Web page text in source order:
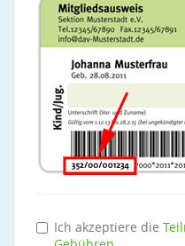
Ich akzeptiere die